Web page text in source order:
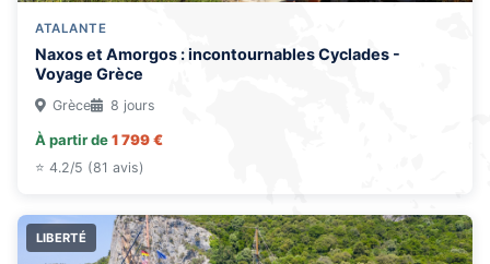
ATALANTE
Naxos et Amorgos : incontournables Cyclades -
Voyage Grèce
Grèce 8 jours
À partir de1 799 €
⭐ 4.2/5 (81 avis)
LIBERTÉ